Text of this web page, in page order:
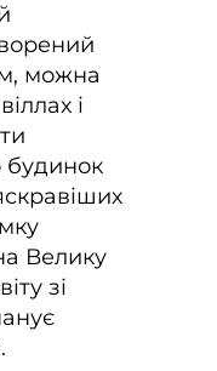
можна
і
будинок
Велику
зі